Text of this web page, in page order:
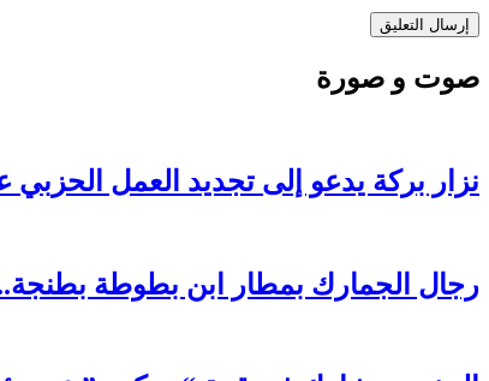
صوت و صورة
نزار بركة يدعو إلى تجديد العمل الحزبي
رجال الجمارك بمطار ابن بطوطة